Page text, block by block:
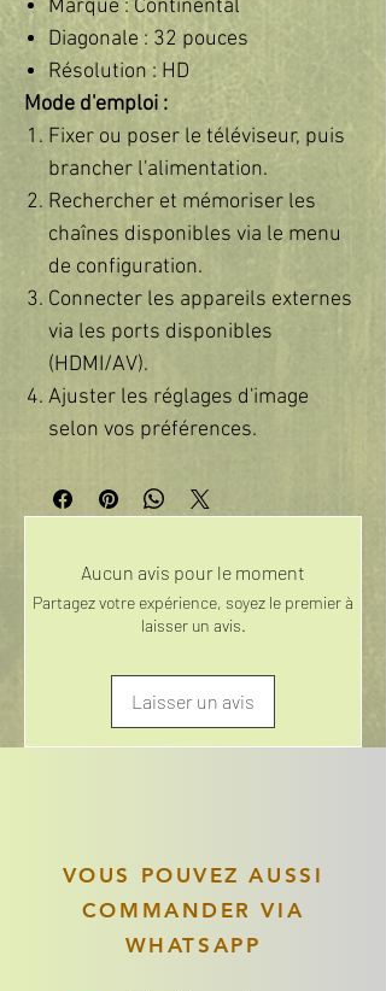
Marque : Continental
Diagonale : 32 pouces
Résolution : HD
Mode d'emploi :
Fixer ou poser le téléviseur, puis
brancher l'alimentation.
Rechercher et mémoriser les
chaînes disponibles via le menu
de configuration.
Connecter les appareils externes
via les ports disponibles
(HDMI/AV).
Ajuster les réglages d'image
selon vos préférences.
Aucun avis pour le moment
Partagez votre expérience, soyez le premier à
laisser un avis.
Laisser un avis
VOUS POUVEZ AUSSI
COMMANDER VIA
WHATSAPP